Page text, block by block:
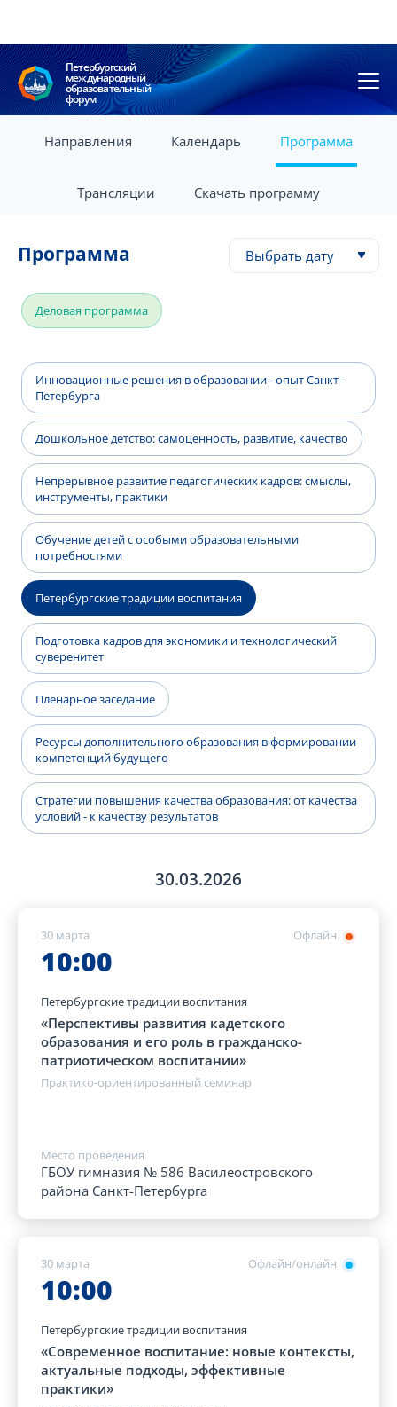
Петербургский
международный
образовательный
форум
Направления Календарь Программа
Трансляции Скачать программу
Программа Выбрать дату
Деловая программа
Инновационные решения в образовании - опыт Санкт-
Петербурга
Дошкольное детство: самоценность, развитие, качество
Непрерывное развитие педагогических кадров: смыслы,
инструменты, практики
Обучение детей с особыми образовательными
потребностями
Петербургские традиции воспитания
Подготовка кадров для экономики и технологический
суверенитет
Пленарное заседание
Ресурсы дополнительного образования в формировании
компетенций будущего
Стратегии повышения качества образования: от качества
условий - к качеству результатов
30.03.2026
Офлайн
30 марта
10:00
Петербургские традиции воспитания
«Перспективы развития кадетского
образования и его роль в гражданско-
патриотическом воспитании»
Практико-ориентированный семинар
Место проведения
ГБОУ гимназия № 586 Василеостровского
района Санкт-Петербурга
Офлайн/онлайн
30 марта
10:00
Петербургские традиции воспитания
«Современное воспитание: новые контексты,
актуальные подходы, эффективные
практики»